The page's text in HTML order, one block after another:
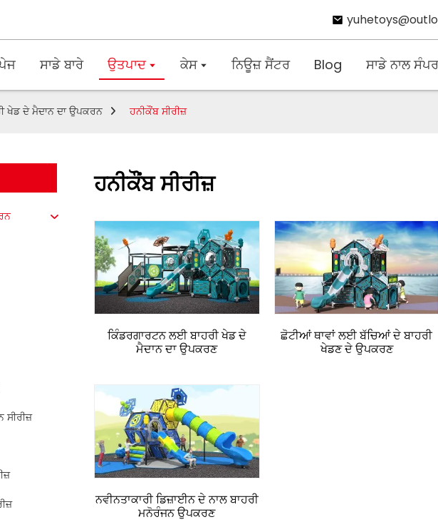
ਸਾਡੇ ਬਾਰੇ ਉਤਪਾਦ ਕੇਸ ਨਿਊਜ਼ ਸੈਂਟਰ Blog ਸਾਡੇ ਨਾਲ
ਖੇਡ ਦੇ ਮੈਦਾਨ ਦਾ ਉਪਕਰਨ ਹਨੀਕੌਂਬ ਸੀਰੀਜ਼
ਹਨੀਕੌਂਬ ਸੀਰੀਜ਼
ਕਿੰਡਰਗਾਰਟਨ ਲਈ ਬਾਹਰੀ ਖੇਡ ਦੇ
ਮੈਦਾਨ ਦਾ ਉਪਕਰਣ
ਛੋਟੀਆਂ ਥਾਵਾਂ ਲਈ ਬੱਚਿਆਂ ਦੇ ਬਾਹਰੀ
ਖੇਡਣ ਦੇ ਉਪਕਰਣ
ਨਵੀਨਤਾਕਾਰੀ ਡਿਜ਼ਾਈਨ ਦੇ ਨਾਲ ਬਾਹਰੀ
ਮਨੋਰੰਜਨ ਉਪਕਰਣ